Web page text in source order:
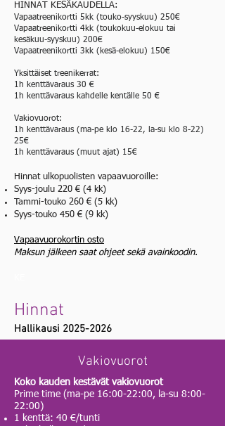
HINNAT KESÄKAUDELLA:
Vapaatreenikortti 5kk (touko-syyskuu) 250€
Vapaatreenikortti 4kk (toukokuu-elokuu tai
kesäkuu-syyskuu) 200€
Vapaatreenikortti 3kk (kesä-elokuu) 150€
Yksittäiset treenikerrat:
1h kenttävaraus 30 €
1h kenttävaraus kahdelle kentälle 50 €
Vakiovuorot:
1h kenttävaraus (ma-pe klo 16-22, la-su klo 8-22)
25€
1h kenttävaraus (muut ajat) 15€
Hinnat ulkopuolisten vapaavuoroille:
Syys-joulu 220 € (4 kk)
Tammi-touko 260 € (5 kk)
Syys-touko 450 € (9 kk)
Vapaavuorokortin osto
Maksun jälkeen saat ohjeet sekä avainkoodin.
Hinnat
Hallikausi 2025-2026
Vakiovuorot
Koko kauden kestävät vakiovuorot​
Prime time (ma-pe 16:00-22:00, la-su 8:00-
22:00)
1 kenttä: 40 €/tunti